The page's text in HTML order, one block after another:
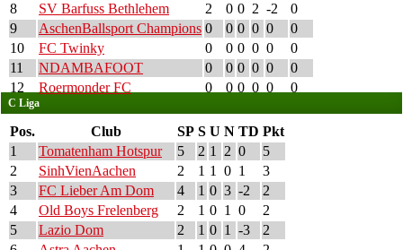
8
SV Barfuss Bethlehem 2 0 0 2 -2
0
9
AschenBallsport Champions 0 0 0 0 0
0
10
FC Twinky 0 0 0 0 0
0
11
NDAMBAFOOT 0 0 0 0 0
0
12
Roermonder FC 0 0 0 0 0 0
C Liga
Pos. Club SP S U N TD Pkt
1
Tomatenham Hotspur 5 2 1 2 0
5
2
SinhVienAachen 2 1 1 0 1
3
3
FC Lieber Am Dom 4 1 0 3 -2
2
4
Old Boys Frelenberg 2 1 0 1 0
2
5
Lazio Dom 2 1 0 1 -3
2